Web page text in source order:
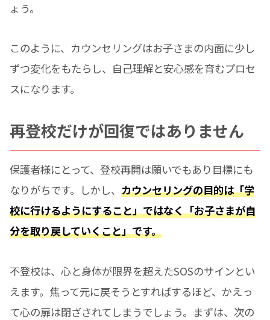
ょう。
このように、カウンセリングはお子さまの内面に少し
ずつ変化をもたらし、自己理解と安心感を育むプロセ
スになります。
再登校だけが回復ではありません
保護者様にとって、登校再開は願いでもあり目標にも
なりがちです。しかし、カウンセリングの目的は「学
校に行けるようにすること」ではなく「お子さまが自
分を取り戻していくこと」です。
不登校は、心と身体が限界を超えたSOSのサインとい
えます。焦って元に戻そうとすればするほど、かえっ
て心の扉は閉ざされてしまうでしょう。まずは、次の